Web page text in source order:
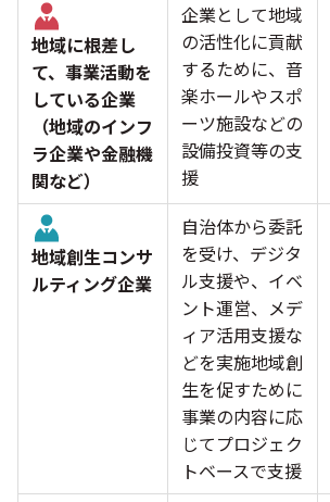
地域に根差し
て、事業活動を
している企業
（地域のインフ
ラ企業や金融機
関など）
企業として地域
の活性化に貢献
するために、音
楽ホールやスポ
ーツ施設などの
設備投資等の支
援
地域創生コンサ
ルティング企業
自治体から委託
を受け、デジタ
ル支援や、イベ
ント運営、メデ
ィア活用支援な
どを実施地域創
生を促すために
事業の内容に応
じてプロジェク
トベースで支援